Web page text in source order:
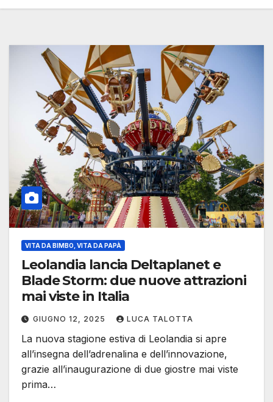
VITA DA BIMBO, VITA DA PAPÀ
Leolandia lancia Deltaplanet e
Blade Storm: due nuove attrazioni
mai viste in Italia
GIUGNO 12, 2025 LUCA TALOTTA
La nuova stagione estiva di Leolandia si apre
all’insegna dell’adrenalina e dell’innovazione,
grazie all’inaugurazione di due giostre mai viste
prima…